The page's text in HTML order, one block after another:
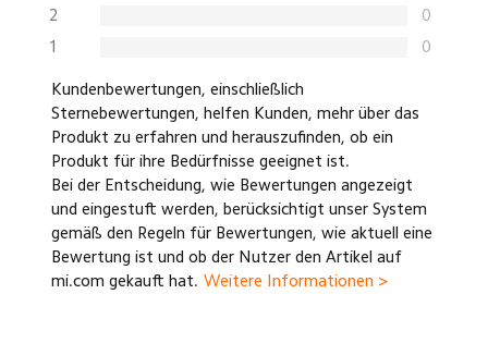
2
0
1
0
Kundenbewertungen, einschließlich
Sternebewertungen, helfen Kunden, mehr über das
Produkt zu erfahren und herauszufinden, ob ein
Produkt für ihre Bedürfnisse geeignet ist.
Bei der Entscheidung, wie Bewertungen angezeigt
und eingestuft werden, berücksichtigt unser System
gemäß den Regeln für Bewertungen, wie aktuell eine
Bewertung ist und ob der Nutzer den Artikel auf
mi.com gekauft hat. Weitere Informationen >